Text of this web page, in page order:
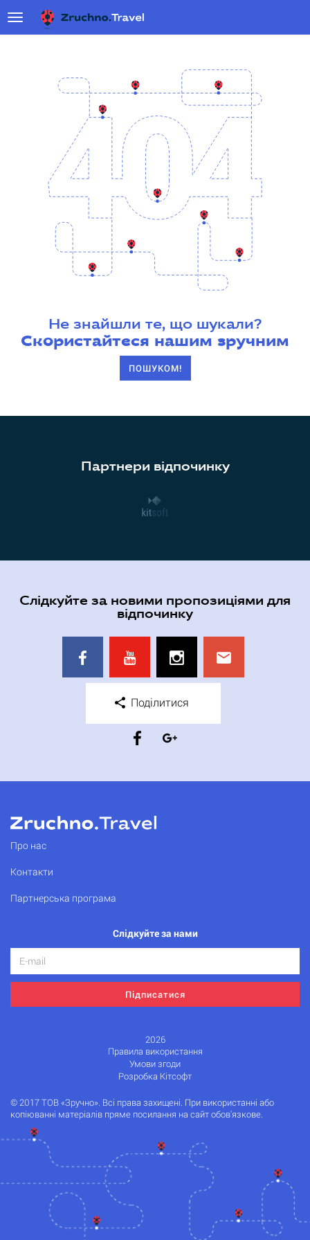
Не знайшли те, що шукали?
Скористайтеся нашим зручним
ПОШУКОМ!
Партнери відпочинку
Слідкуйте за новими пропозиціями для
відпочинку
Поділитися
Про нас
Контакти
Партнерська програма
Слідкуйте за нами
Підписатися
2026
Правила використання
Умови згоди
Розробка Кітсофт
© 2017 ТОВ «Зручно». Всі права захищені. При використанні або
копіюванні матеріалів пряме посилання на сайт обов'язкове.